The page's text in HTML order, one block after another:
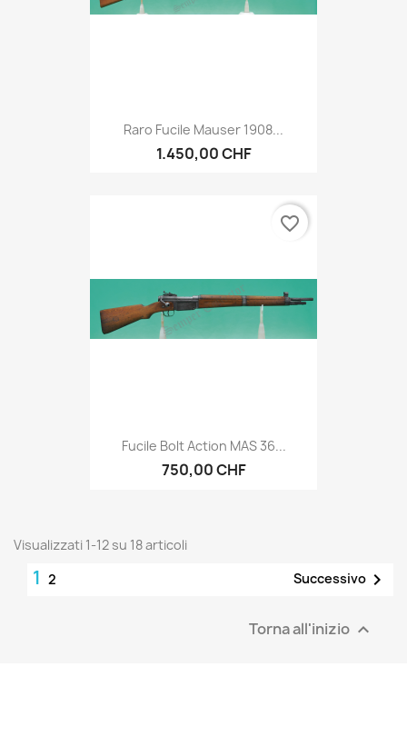
Raro Fucile Mauser 1908...
1.450,00 CHF
Fucile Bolt Action MAS 36...
750,00 CHF
favorite_border
Visualizzati 1-12 su 18 articoli
1 2 Successivo 
Torna all'inizio 